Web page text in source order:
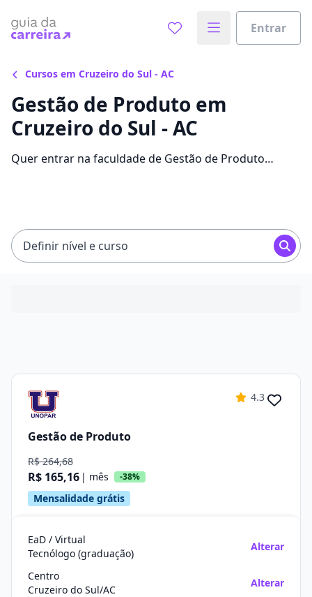
Entrar
Cursos em Cruzeiro do Sul - AC
Gestão de Produto em
Cruzeiro do Sul - AC
Quer entrar na faculdade de Gestão de Produto
Definir nível e curso
4.3
Gestão de Produto
R$ 264,68
R$ 165,16 | mês -38%
Mensalidade grátis
EaD / Virtual
Tecnólogo (graduação)
Alterar
Centro
Cruzeiro do Sul/AC
Alterar